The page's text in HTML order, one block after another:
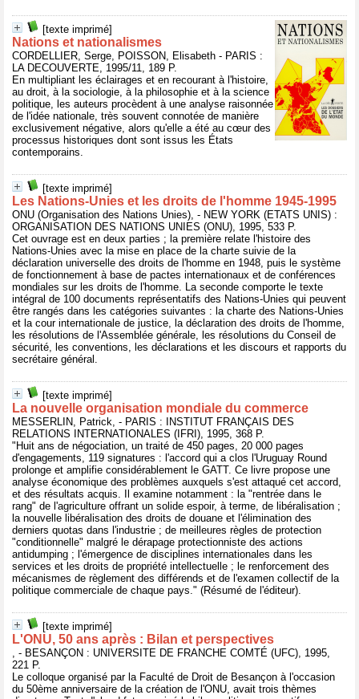
[texte imprimé]
Nations et nationalismes
CORDELLIER, Serge, POISSON, Elisabeth - PARIS :
LA DECOUVERTE, 1995/11, 189 P.
En multipliant les éclairages et en recourant à l'histoire,
au droit, à la sociologie, à la philosophie et à la science
politique, les auteurs procèdent à une analyse raisonnée
de l'idée nationale, très souvent connotée de manière
exclusivement négative, alors qu'elle a été au cœur des
processus historiques dont sont issus les États
contemporains.
[texte imprimé]
Les Nations-Unies et les droits de l'homme 1945-1995
ONU (Organisation des Nations Unies), - NEW YORK (ETATS UNIS) :
ORGANISATION DES NATIONS UNIES (ONU), 1995, 533 P.
Cet ouvrage est en deux parties ; la première relate l'histoire des
Nations-Unies avec la mise en place de la charte suivie de la
déclaration universelle des droits de l'homme en 1948, puis le système
de fonctionnement à base de pactes internationaux et de conférences
mondiales sur les droits de l'homme. La seconde comporte le texte
intégral de 100 documents représentatifs des Nations-Unies qui peuvent
être rangés dans les catégories suivantes : la charte des Nations-Unies
et la cour internationale de justice, la déclaration des droits de l'homme,
les résolutions de l'Assemblée générale, les résolutions du Conseil de
sécurité, les conventions, les déclarations et les discours et rapports du
secrétaire général.
[texte imprimé]
La nouvelle organisation mondiale du commerce
MESSERLIN, Patrick, - PARIS : INSTITUT FRANÇAIS DES
RELATIONS INTERNATIONALES (IFRI), 1995, 368 P.
"Huit ans de négociation, un traité de 450 pages, 20 000 pages
d'engagements, 119 signatures : l'accord qui a clos l'Uruguay Round
prolonge et amplifie considérablement le GATT. Ce livre propose une
analyse économique des problèmes auxquels s'est attaqué cet accord,
et des résultats acquis. Il examine notamment : la "rentrée dans le
rang" de l'agriculture offrant un solide espoir, à terme, de libéralisation ;
la nouvelle libéralisation des droits de douane et l'élimination des
derniers quotas dans l'industrie ; de meilleures règles de protection
"conditionnelle" malgré le dérapage protectionniste des actions
antidumping ; l'émergence de disciplines internationales dans les
services et les droits de propriété intellectuelle ; le renforcement des
mécanismes de règlement des différends et de l'examen collectif de la
politique commerciale de chaque pays." (Résumé de l'éditeur).
[texte imprimé]
L'ONU, 50 ans après : Bilan et perspectives
, - BESANÇON : UNIVERSITE DE FRANCHE COMTÉ (UFC), 1995,
221 P.
Le colloque organisé par la Faculté de Droit de Besançon à l'occasion
du 50ème anniversaire de la création de l'ONU, avait trois thèmes